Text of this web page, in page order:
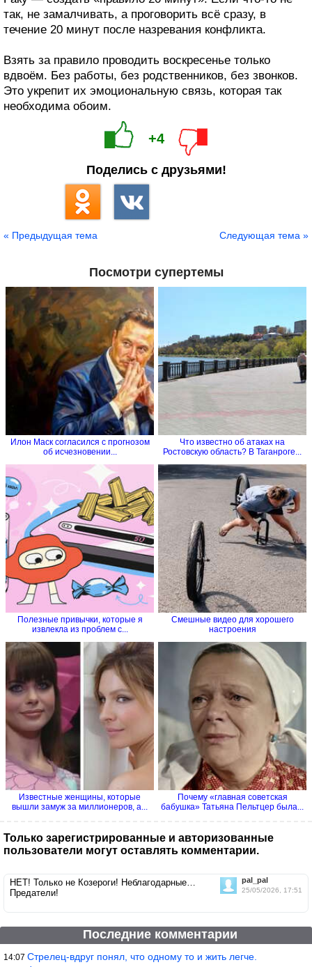
так, не замалчивать, а проговорить всё сразу, в
течение 20 минут после назревания конфликта.
Взять за правило проводить воскресенье только
вдвоём. Без работы, без родственников, без звонков.
Это укрепит их эмоциональную связь, которая так
необходима обоим.
+4
Поделись с друзьями!
« Предыдущая тема Следующая тема »
Посмотри супертемы
Илон Маск согласился с прогнозом
об исчезновении...
Что известно об атаках на
Ростовскую область? В Таганроге...
Полезные привычки, которые я
извлекла из проблем с...
Смешные видео для хорошего
настроения
Известные женщины, которые
вышли замуж за миллионеров, а...
Почему «главная советская
бабушка» Татьяна Пельтцер была...
Только зарегистрированные и авторизованные
пользователи могут оставлять комментарии.
pal_pal
25/05/2026, 17:51
НЕТ! Только не Козероги! Неблагодарные…
Предатели!
Последние комментарии
14:07 Стрелец-вдруг понял, что одному то и жить легче.